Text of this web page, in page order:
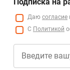
Подписка на
Даю согласие
С Политикой